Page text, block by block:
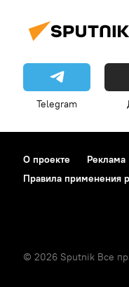
Telegram
О проекте Реклама
Правила применения
© 2026 Sputnik Все